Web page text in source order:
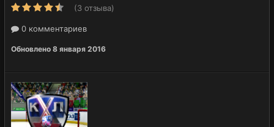
(3 отзыва)
0 комментариев
Обновлено 8 января 2016